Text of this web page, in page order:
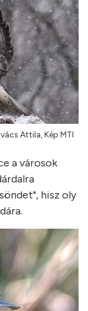
Attila, Kép MTI
a városok
hisz oly